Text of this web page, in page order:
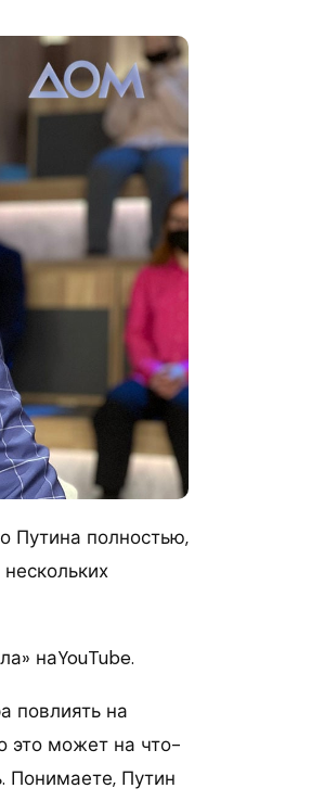
Путина полностью,
наYouTube.
повлиять на
это может на что-
Понимаете, Путин